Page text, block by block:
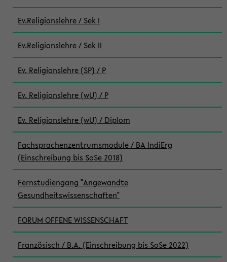
Ev.Religionslehre / Sek I
Ev.Religionslehre / Sek II
Ev. Religionslehre (SP) / P
Ev. Religionslehre (wU) / P
Ev. Religionslehre (wU) / Diplom
Fachsprachenzentrumsmodule / BA IndiErg
(Einschreibung bis SoSe 2018)
Fernstudiengang "Angewandte
Gesundheitswissenschaften"
FORUM OFFENE WISSENSCHAFT
Französisch / B.A. (Einschreibung bis SoSe 2022)